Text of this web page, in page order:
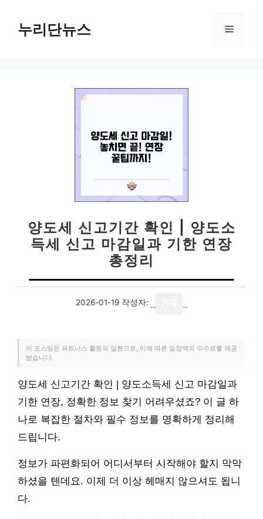
누리단뉴스 메
양도세 신고기간 확인 | 양도소
득세 신고 마감일과 기한 연장
총정리
2026-01-19 작성자:
이 포스팅은 파트너스 활동의 일환으로, 이에 따른 일정액의 수수료를 제공
받습니다.
양도세 신고기간 확인 | 양도소득세 신고 마감일과
기한 연장, 정확한 정보 찾기 어려우셨죠? 이 글 하
나로 복잡한 절차와 필수 정보를 명확하게 정리해
드립니다.
정보가 파편화되어 어디서부터 시작해야 할지 막막
하셨을 텐데요. 이제 더 이상 헤매지 않으셔도 됩니
다.